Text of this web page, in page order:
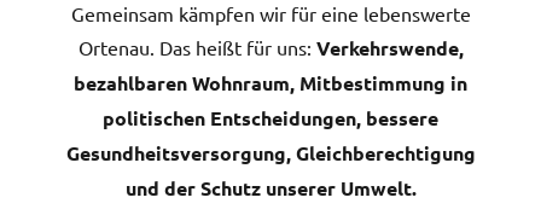
Gemeinsam kämpfen wir für eine lebenswerte
Ortenau. Das heißt für uns: Verkehrswende,
bezahlbaren Wohnraum, Mitbestimmung in
politischen Entscheidungen, bessere
Gesundheitsversorgung, Gleichberechtigung
und der Schutz unserer Umwelt.